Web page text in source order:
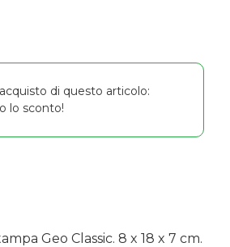
di questo articolo:
lo sconto!
Geo Classic. 8 x 18 x 7 cm.